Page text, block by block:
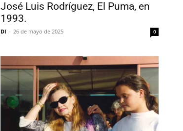
José Luis Rodríguez, El Puma, en
1993.
DI - 26 de mayo de 2025 0